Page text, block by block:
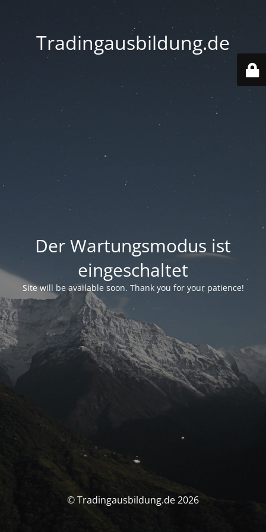
Tradingausbildung.de
Der Wartungsmodus ist
eingeschaltet
Site will be available soon. Thank you for your patience!
© Tradingausbildung.de 2026